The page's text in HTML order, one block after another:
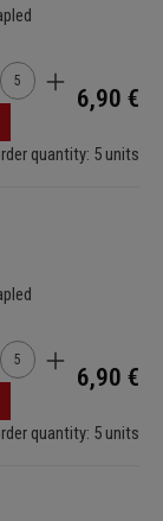
Quantity:
6,90 €
quantity: 5 units
Quantity:
6,90 €
quantity: 5 units